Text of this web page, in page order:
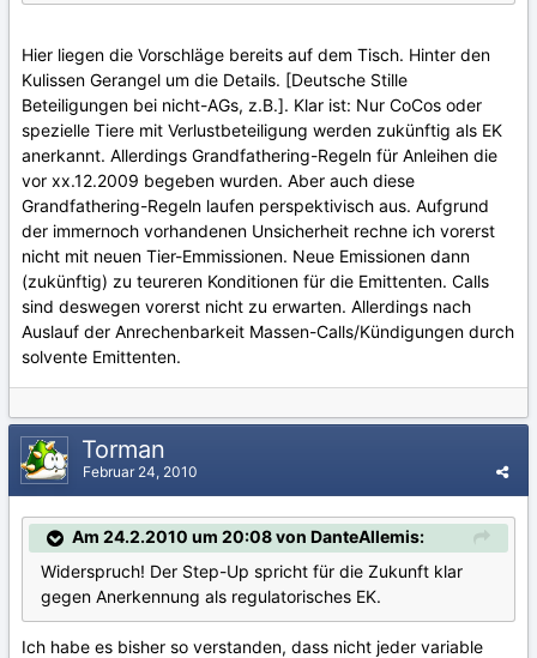
Hier liegen die Vorschläge bereits auf dem Tisch. Hinter den
Kulissen Gerangel um die Details. [Deutsche Stille
Beteiligungen bei nicht-AGs, z.B.]. Klar ist: Nur CoCos oder
spezielle Tiere mit Verlustbeteiligung werden zukünftig als EK
anerkannt. Allerdings Grandfathering-Regeln für Anleihen die
vor xx.12.2009 begeben wurden. Aber auch diese
Grandfathering-Regeln laufen perspektivisch aus. Aufgrund
der immernoch vorhandenen Unsicherheit rechne ich vorerst
nicht mit neuen Tier-Emmissionen. Neue Emissionen dann
(zukünftig) zu teureren Konditionen für die Emittenten. Calls
sind deswegen vorerst nicht zu erwarten. Allerdings nach
Auslauf der Anrechenbarkeit Massen-Calls/Kündigungen durch
solvente Emittenten.
Torman
Februar 24, 2010
Am 24.2.2010 um 20:08 von DanteAllemis:
Widerspruch! Der Step-Up spricht für die Zukunft klar
gegen Anerkennung als regulatorisches EK.
Ich habe es bisher so verstanden, dass nicht jeder variable